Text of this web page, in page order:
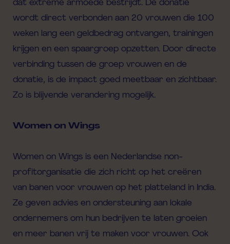
dat extreme armoede bestrijdt. De donatie
wordt direct verbonden aan 20 vrouwen die 100
weken lang een geldbedrag ontvangen, trainingen
krijgen en een spaargroep opzetten. Door directe
verbinding tussen de groep vrouwen en de
donatie, is de impact goed meetbaar en zichtbaar.
Zo is blijvende verandering mogelijk.
Women on Wings
Women on Wings is een Nederlandse non-
profitorganisatie die zich richt op het creëren
van banen voor vrouwen op het platteland in India.
Ze geven advies en ondersteuning aan lokale
ondernemers om hun bedrijven te laten groeien
en meer banen vrij te maken voor vrouwen. Ook